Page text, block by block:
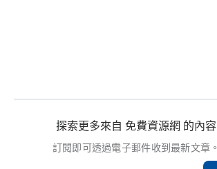
探索更多來自 免費資源網 的內容
訂閱即可透過電子郵件收到最新文章。